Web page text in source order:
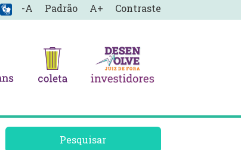
-A Padrão A+ Contraste
Pesquisar